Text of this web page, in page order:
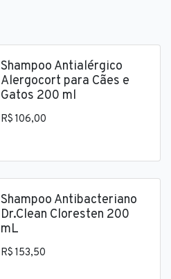
Shampoo Antialérgico
Alergocort para Cães e
Gatos 200 ml
R$ 106,00
Shampoo Antibacteriano
Dr.Clean Cloresten 200
mL
R$ 153,50